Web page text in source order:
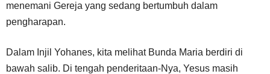
menemani Gereja yang sedang bertumbuh dalam
pengharapan.
Dalam Injil Yohanes, kita melihat Bunda Maria berdiri di
bawah salib. Di tengah penderitaan-Nya, Yesus masih